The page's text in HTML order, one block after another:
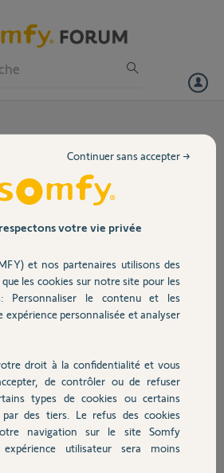
connecter mon volet brise soleil à mon
au fil de discussion
sur votre box.
service support lorsque vous serez sur place
votre vie privée
et nos partenaires utilisons des
les cookies sur notre site pour les
Personnaliser le contenu et les
expérience personnalisée et analyser
droit à la confidentialité et vous
de contrôler ou de refuser
types de cookies ou certains
par des tiers. Le refus des cookies
navigation sur le site Somfy
utilisateur sera moins
Continuer sans accepter →